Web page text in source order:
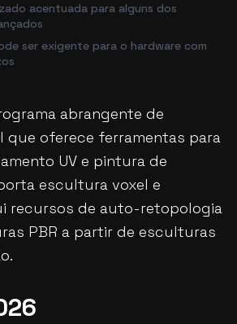
acentuada para alguns dos
ser exigente para o hardware com
abrangente de
oferece ferramentas para
UV e pintura de
escultura voxel e
recursos de auto-retopologia
PBR a partir de esculturas